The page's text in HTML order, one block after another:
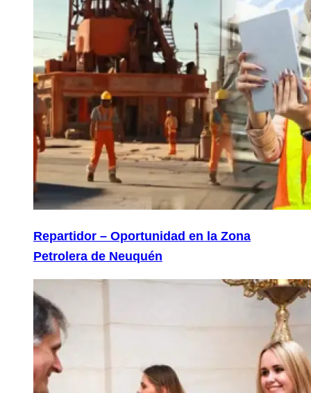
Repartidor – Oportunidad en la Zona
Petrolera de Neuquén